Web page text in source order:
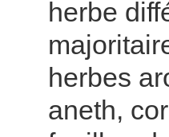
herbe
herbes
aneth,